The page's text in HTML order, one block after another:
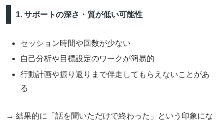
1. サポートの深さ・質が低い可能性
セッション時間や回数が少ない
自己分析や目標設定のワークが簡易的
行動計画や振り返りまで伴走してもらえないことがあ
る
→ 結果的に「話を聞いただけで終わった」という印象にな